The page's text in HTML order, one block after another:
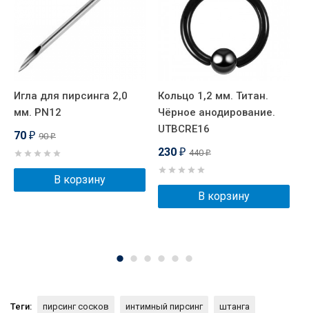
Игла для пирсинга 2,0
мм. PN12
70 ₽ 90₽
В корзину
Кольцо 1,2 мм. Титан.
Чёрное анодирование.
UTBCRE16
230 ₽ 440₽
В корзину
Теги: пирсинг сосков интимный пирсинг штанга